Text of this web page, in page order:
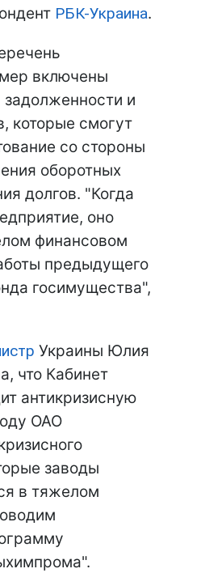
РБК-Украина.
мер включены
задолженности и
которые смогут
со стороны
оборотных
долгов. "Когда
оно
финансовом
предыдущего
госимущества",
Украины Юлия
что Кабинет
антикризисную
ОАО
заводы
в тяжелом